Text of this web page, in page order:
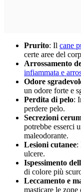
Prurito: Il cane
certe aree del
Arrossamento
infiammata e
Odore
un odore forte e
Perdita di pelo:
perdere pelo.
Secrezioni
potrebbe esserci
maleodorante.
Lesioni cutanee:
ulcere.
Ispessimento
di colore più
Leccamento e
masticare le